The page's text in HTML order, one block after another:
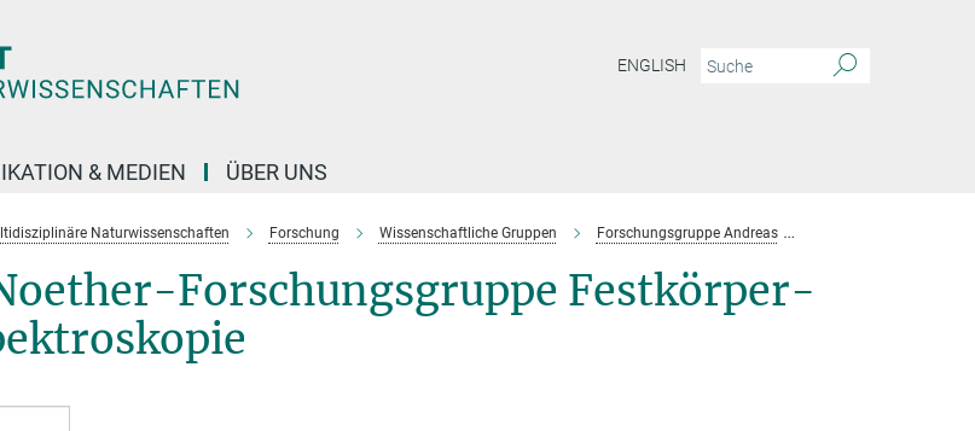
ENGLISH
& MEDIEN ÜBER UNS
Naturwissenschaften Forschung Wissenschaftliche Gruppen Forschungsgruppe Andreas
Forschungsgruppe Festkörper-